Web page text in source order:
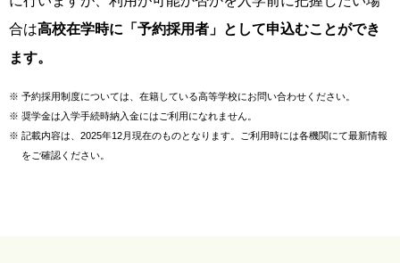
合は高校在学時に「予約採用者」として申込むことができ
ます。
※ 予約採用制度については、在籍している高等学校にお問い合わせください。
※ 奨学金は入学手続時納入金にはご利用になれません。
※ 記載内容は、2025年12月現在のものとなります。ご利用時には各機関にて最新情報
をご確認ください。